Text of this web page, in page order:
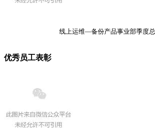
线上运维—备份产品事业部季度
优秀员工表彰